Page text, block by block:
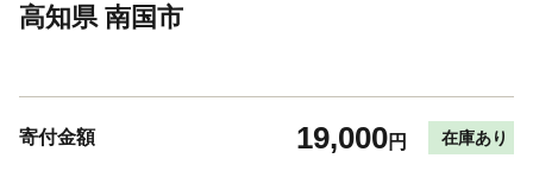
高知県 南国市
寄付金額 19,000円 在庫あり